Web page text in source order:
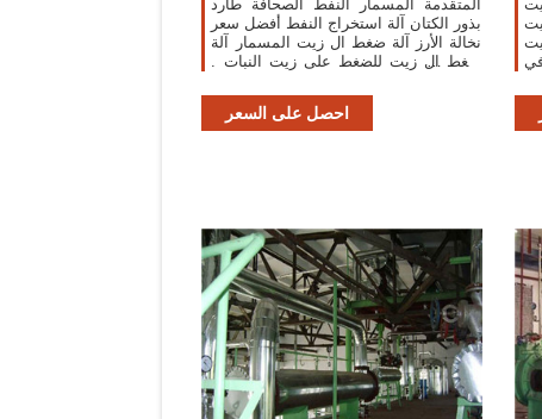
المتقدمة المسمار النفط الصحافة طارد
بذور الكتان آلة استخراج النفط أفضل سعر
نخالة الأرز آلة ضغط ال زيت المسمار آلة
ضغط ال زيت للضغط على زيت النبات .
. 1 مجموعات (لمين) 5 yrs. 94.2%.
الاتصال
احصل على السعر
في